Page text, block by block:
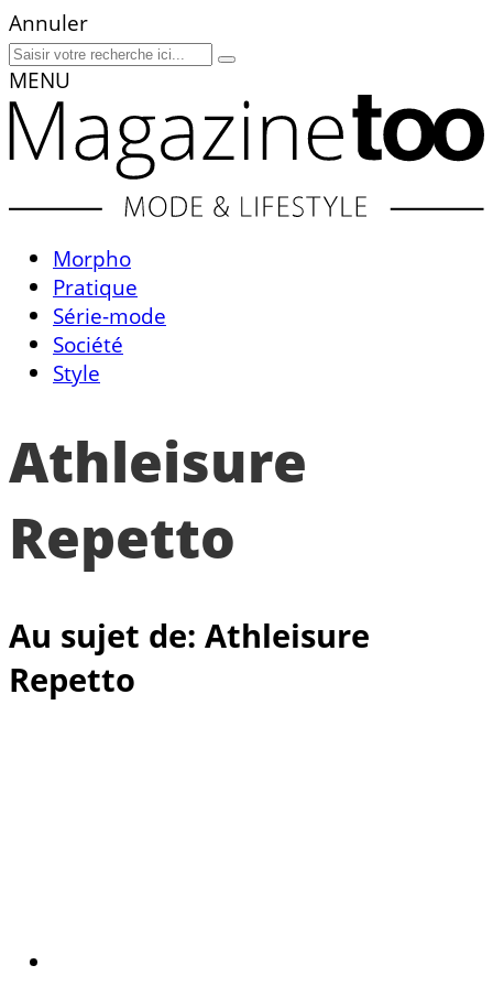
Annuler
MENU
Morpho
Pratique
Série-mode
Société
Style
Athleisure
Repetto
Au sujet de: Athleisure
Repetto